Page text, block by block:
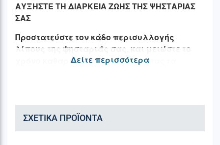
ΑΥΞΗΣΤΕ ΤΗ ΔΙΑΡΚΕΙΑ ΖΩΗΣ ΤΗΣ ΨΗΣΤΑΡΙΑΣ
ΣΑΣ
Προστατεύστε τον κάδο περισυλλογής
λίπους της ψησταριάς σας, και μειώστε το
χρόνο καθαρισμού χρησιμοποιώντας τα
λιποσυλλέκτη.Πλέον το λίπος και οι ζωμοί που
θα στάζουν από το φαγητό θα καταλήγουν στο
προστατευτικό κάλυμμα το οποίο έπειτα
Δείτε περισσότερα
ΣΧΕΤΙΚΆ ΠΡΟΪΌΝΤΑ